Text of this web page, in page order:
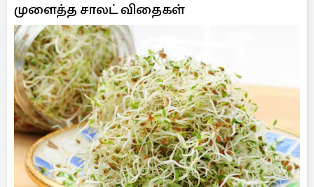
முளைத்த சாலட் விதைகள்